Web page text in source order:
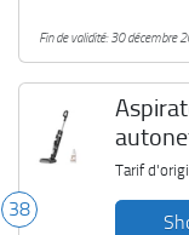
Fin de validité: 30 décembre
38
Tarif